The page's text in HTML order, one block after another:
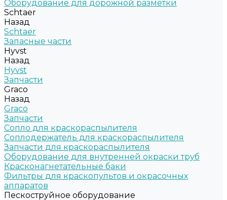
Оборудование для дорожной разметки
Schtaer
Назад
Schtaer
Запасные части
Hyvst
Назад
Hyvst
Запчасти
Graco
Назад
Graco
Запчасти
Сопло для краскораспылителя
Соплодержатель для краскораспылителя
Запчасти для краскораспылителя
Оборудование для внутренней окраски труб
Красконагнетательные баки
Фильтры для краскопультов и окрасочных
аппаратов
Пескоструйное оборудование